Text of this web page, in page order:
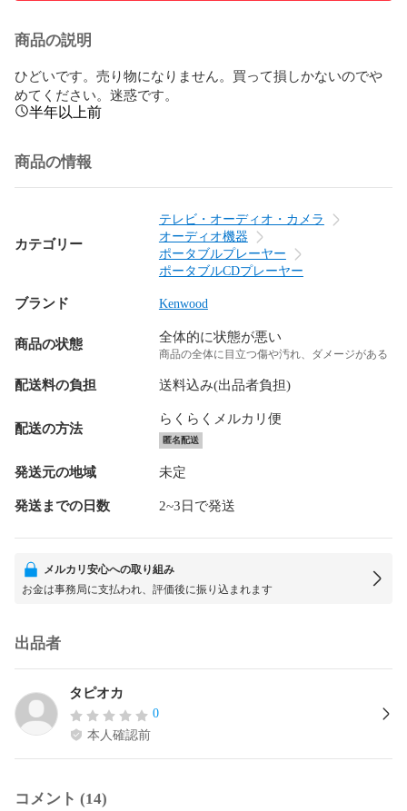
商品の説明
ひどいです。売り物になりません。買って損しかないのでや
めてください。迷惑です。
半年以上前
商品の情報
カテゴリー
テレビ・オーディオ・カメラ
オーディオ機器
ポータブルプレーヤー
ポータブルCDプレーヤー
ブランド Kenwood
商品の状態 全体的に状態が悪い
商品の全体に目立つ傷や汚れ、ダメージがある
配送料の負担 送料込み(出品者負担)
配送の方法
らくらくメルカリ便
匿名配送
発送元の地域 未定
発送までの日数 2~3日で発送
メルカリ安心への取り組み
お金は事務局に支払われ、評価後に振り込まれます
出品者
タピオカ
0
本人確認前
コメント (14)